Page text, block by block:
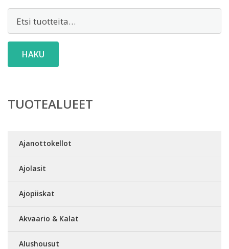
HAKU
TUOTEALUEET
Ajanottokellot
Ajolasit
Ajopiiskat
Akvaario & Kalat
Alushousut